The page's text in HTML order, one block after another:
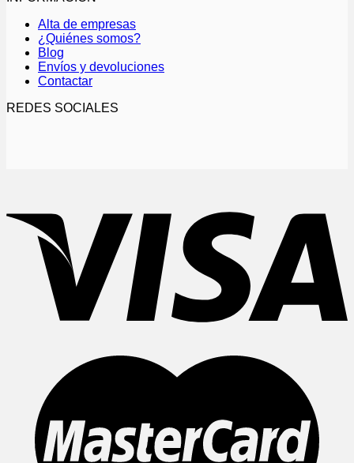
Las
opciones
pueden
elegir
página
de
Alta de empresas
¿Quiénes somos?
Blog
Envíos y devoluciones
Contactar
REDES SOCIALES